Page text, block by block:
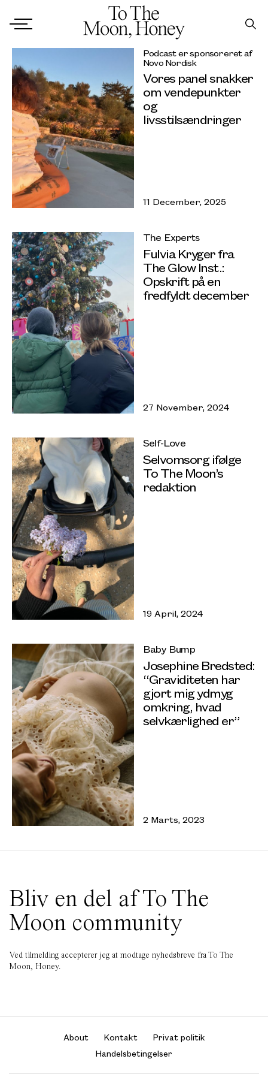
Podcast er sponsoreret af
Novo Nordisk
Vores panel snakker
om vendepunkter
og
livsstilsændringer
11 December, 2025
The Experts
Fulvia Kryger fra
The Glow Inst.:
Opskrift på en
fredfyldt december
27 November, 2024
Self-Love
Selvomsorg ifølge
To The Moon’s
redaktion
19 April, 2024
Baby Bump
Josephine Bredsted:
“Graviditeten har
gjort mig ydmyg
omkring, hvad
selvkærlighed er”
2 Marts, 2023
Bliv en del af To The
Moon community
Ved tilmelding accepterer jeg at modtage nyhedsbreve fra To The
Moon, Honey.
About Kontakt
Privat politik
Handelsbetingelser